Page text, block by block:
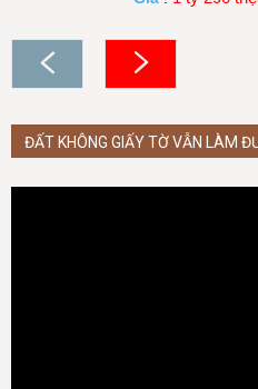
ĐẤT KHÔNG GIẤY TỜ VẪN LÀM